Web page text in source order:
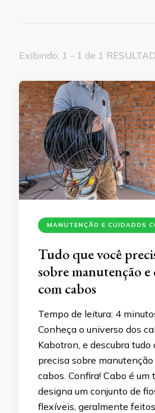
Exibindo: 1 - 1 de 1
MANUTENÇÃO E CUIDADOS
Tudo que você
sobre manutenção
com cabos
Tempo de leitura: 4
Conheça o universo dos
Kabotron, e descubra tudo
precisa sobre
cabos. Confira! Cabo é um
designa um conjunto de
flexíveis, geralmente